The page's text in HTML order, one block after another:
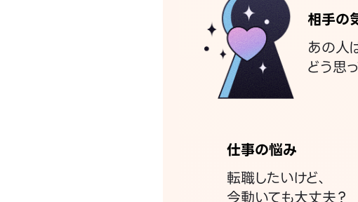
相手の
あの人
どう思
仕事の悩み
転職したいけど、